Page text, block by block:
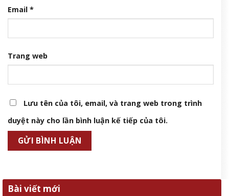
Email *
Trang web
Lưu tên của tôi, email, và trang web trong trình
duyệt này cho lần bình luận kế tiếp của tôi.
Bài viết mới